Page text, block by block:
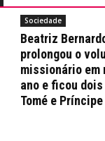
Sociedade
Beatriz
prolongou o
missionário em
ano e ficou dois
Tomé e Príncipe